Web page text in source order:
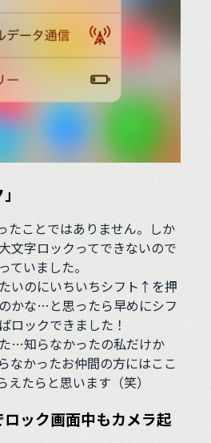
たことではありません。しか
文字ロックってできないので
いました。
いのにいちいちシフト↑を押
かな…と思ったら早めにシフ
ロックできました！
…知らなかったの私だけか
なかったお仲間の方にはここ
えたらと思います（笑）
ック画面中もカメラ起